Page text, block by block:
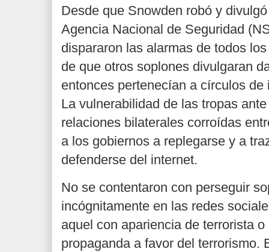
Desde que Snowden robó y
Agencia Nacional de Seguridad
dispararon las alarmas de todos
de que otros soplones divulgaran
entonces pertenecían a círculos
La vulnerabilidad de las tropas
relaciones bilaterales corroídas
a los gobiernos a replegarse y a
defenderse del internet.
No se contentaron con perseguir
incógnitamente en las redes
aquel con apariencia de terrorista
propaganda a favor del terrorismo.